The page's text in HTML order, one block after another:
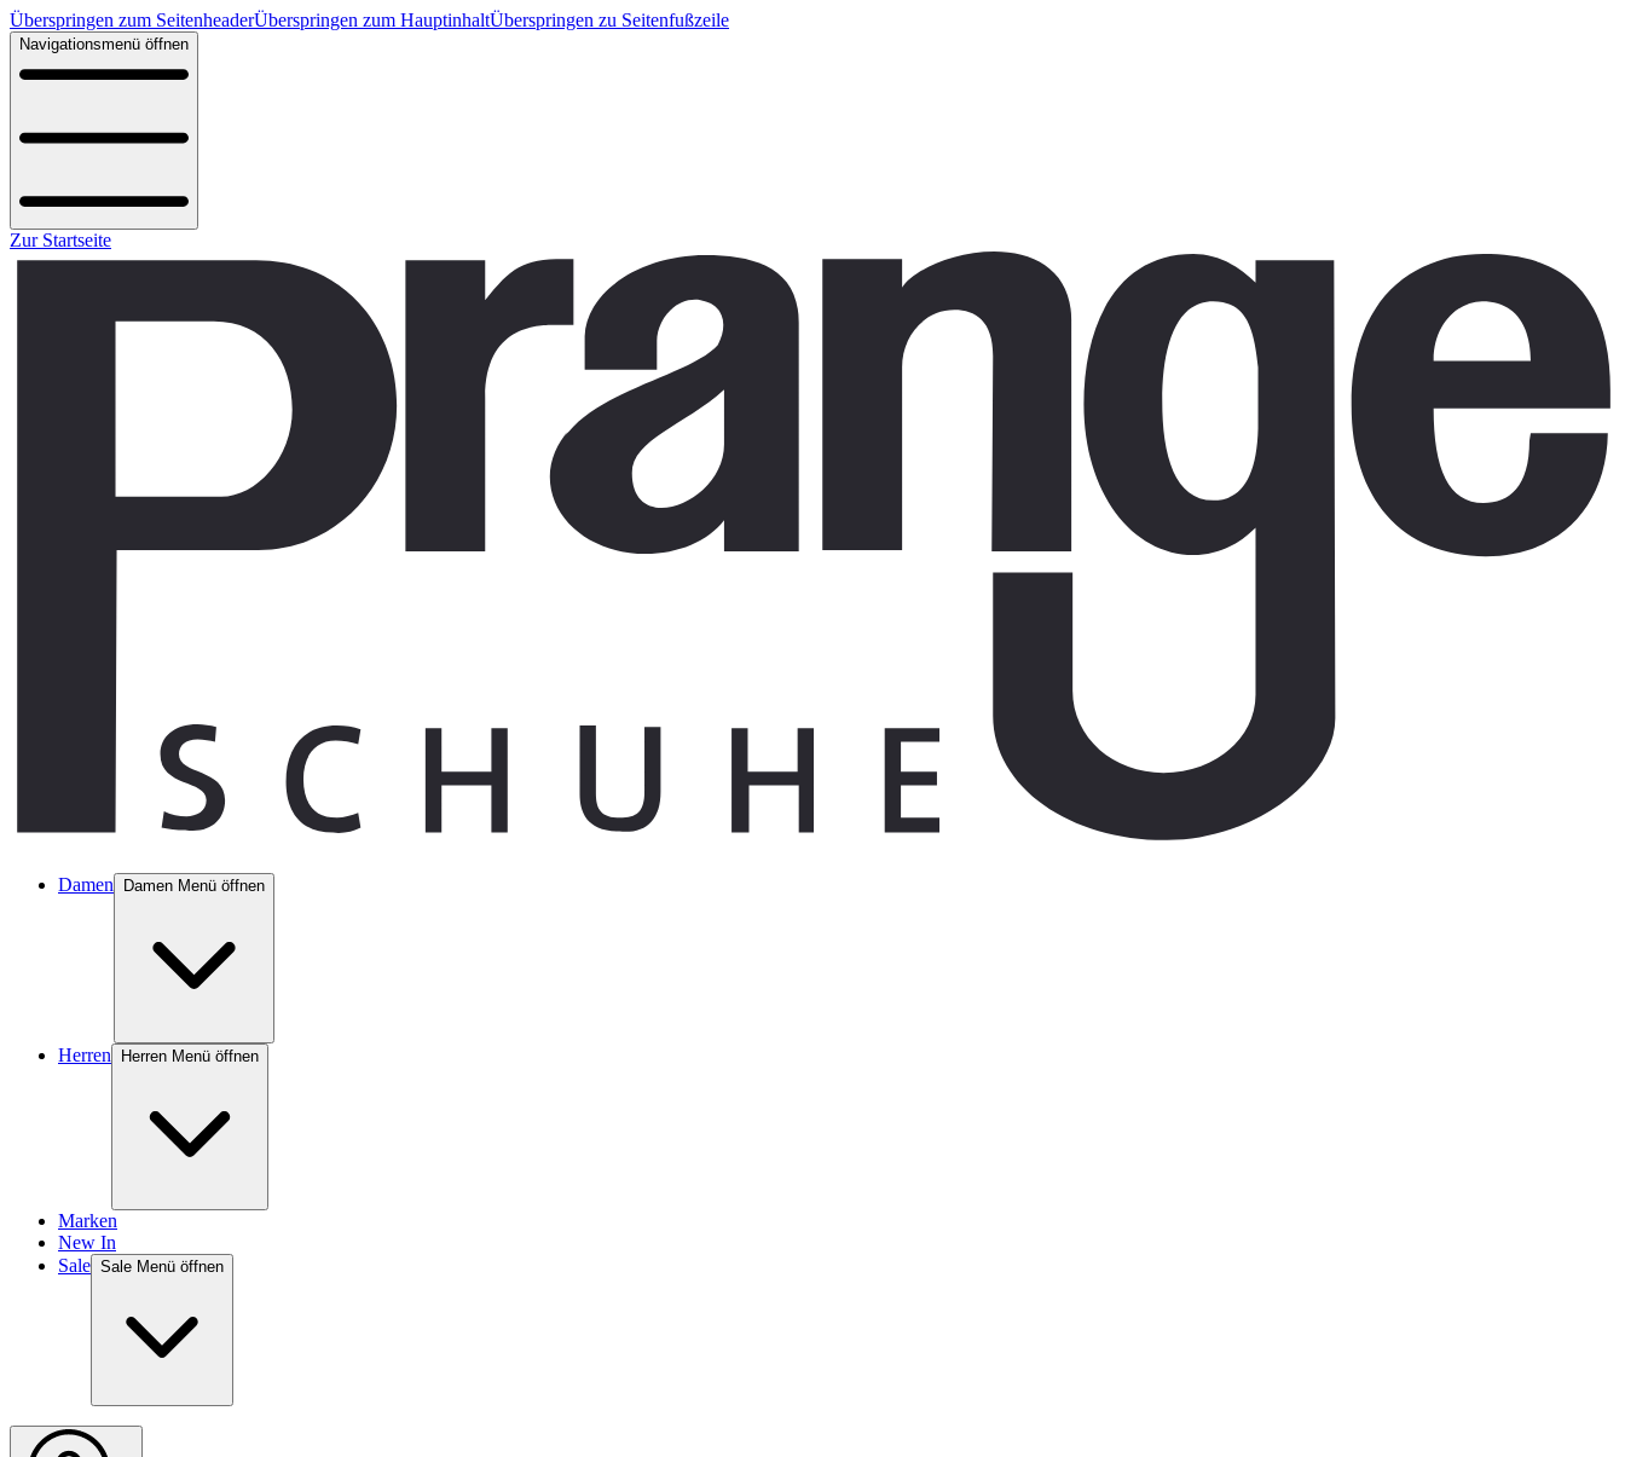
Überspringen zum SeitenheaderÜberspringen zum HauptinhaltÜberspringen zu Seitenfußzeile
Navigationsmenü öffnen
Zur Startseite
Damen Damen Menü öffnen
Herren Herren Menü öffnen
Marken
New In
Sale Sale Menü öffnen